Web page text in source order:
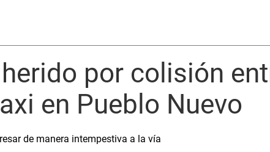
por colisión
en Pueblo Nuevo
de manera intempestiva a la vía